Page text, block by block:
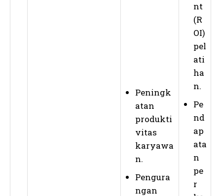
Peningk
atan
produkti
vitas
karyawa
n.
Pengura
ngan
nt
(R
OI)
pel
ati
ha
n.
Pe
nd
ap
ata
n
pe
r